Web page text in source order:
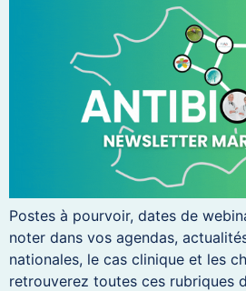
Postes à pourvoir, dates de
noter dans vos agendas,
nationales, le cas clinique et les
retrouverez toutes ces rubriques